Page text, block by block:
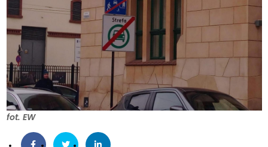
fot. EW